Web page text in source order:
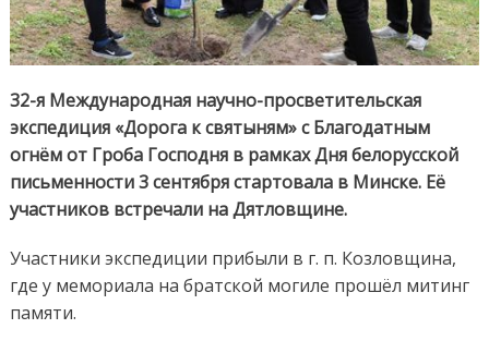
32-я Международная научно-просветительская
экспедиция «Дорога к святыням» с Благодатным
огнём от Гроба Господня в рамках Дня белорусской
письменности 3 сентября стартовала в Минске. Её
участников встречали на Дятловщине.
Участники экспедиции прибыли в г. п. Козловщина,
где у мемориала на братской могиле прошёл митинг
памяти.